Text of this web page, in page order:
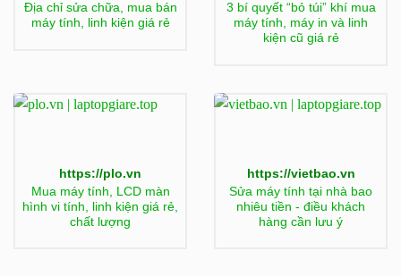
Địa chỉ sửa chữa, mua bán
máy tính, linh kiện giá rẻ
3 bí quyết “bỏ túi” khí mua
máy tính, máy in và linh
kiện cũ giá rẻ
https://plo.vn
Mua máy tính, LCD màn
hình vi tính, linh kiện giá rẻ,
chất lượng
https://vietbao.vn
Sửa máy tính tại nhà bao
nhiêu tiền - điều khách
hàng cần lưu ý